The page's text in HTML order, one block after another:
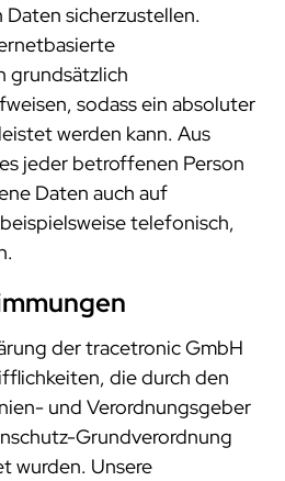
sicherzustellen.
grundsätzlich
sodass ein absoluter
werden kann. Aus
jeder betroffenen Person
Daten auch auf
telefonisch,
der tracetronic GmbH
die durch den
und Verordnungsgeber
Grundverordnung
wurden. Unsere